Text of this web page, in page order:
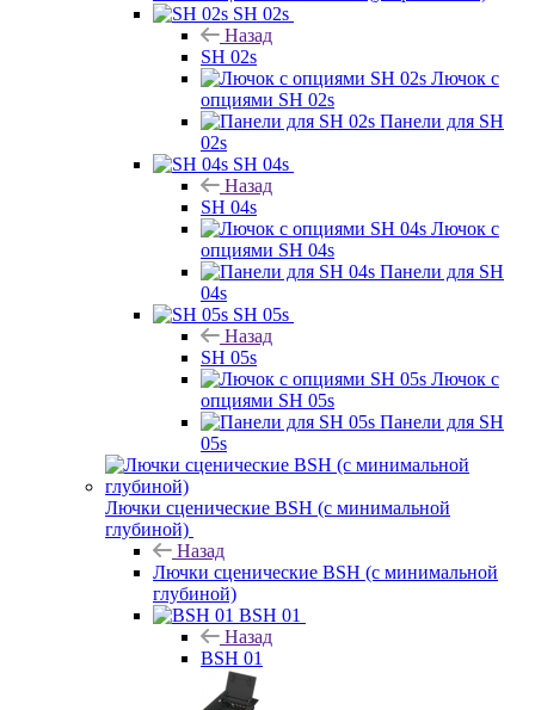
SH 02s
Назад
SH 02s
Лючок с
опциями SH 02s
Панели для SH
02s
SH 04s
Назад
SH 04s
Лючок с
опциями SH 04s
Панели для SH
04s
SH 05s
Назад
SH 05s
Лючок с
опциями SH 05s
Панели для SH
05s
Лючки сценические BSH (с минимальной
глубиной)
Назад
Лючки сценические BSH (с минимальной
глубиной)
BSH 01
Назад
BSH 01